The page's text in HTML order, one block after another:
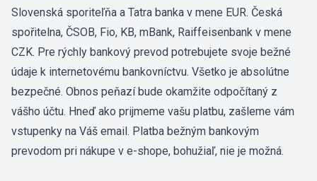
Slovenská sporiteľňa a Tatra banka v mene EUR. Česká
spořitelna, ČSOB, Fio, KB, mBank, Raiffeisenbank v mene
CZK. Pre rýchly bankový prevod potrebujete svoje bežné
údaje k internetovému bankovníctvu. Všetko je absolútne
bezpečné. Obnos peňazí bude okamžite odpočítaný z
vášho účtu. Hneď ako prijmeme vašu platbu, zašleme vám
vstupenky na Váš email. Platba bežným bankovým
prevodom pri nákupe v e-shope, bohužiaľ, nie je možná.